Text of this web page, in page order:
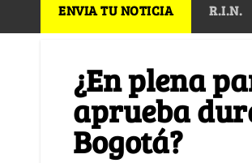
ENVIA TU NOTICIA R.I.N.
¿En plena
aprueba
Bogotá?